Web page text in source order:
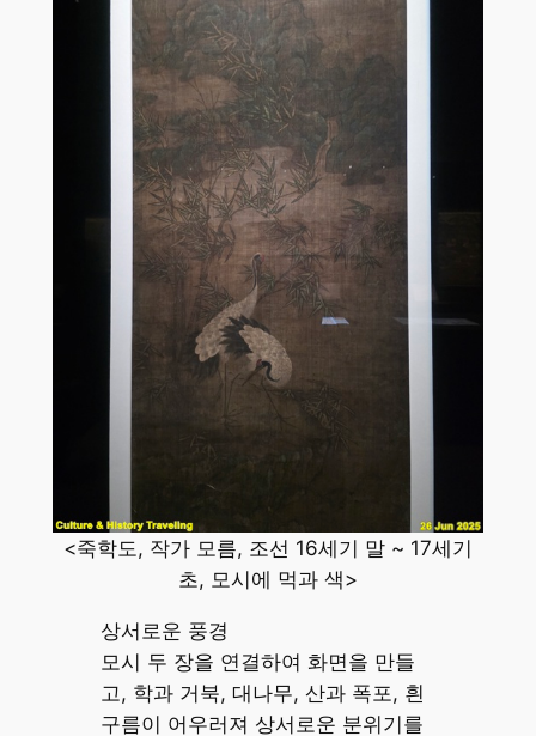
<죽학도, 작가 모름, 조선 16세기 말 ~ 17세기
초, 모시에 먹과 색>
상서로운 풍경
모시 두 장을 연결하여 화면을 만들
고, 학과 거북, 대나무, 산과 폭포, 흰
구름이 어우러져 상서로운 분위기를